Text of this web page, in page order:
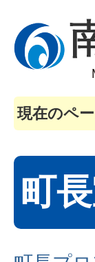
現在のペ
町